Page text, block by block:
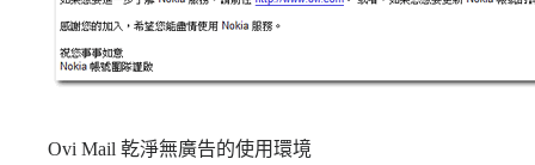
Ovi Mail 乾淨無廣告的使用環境